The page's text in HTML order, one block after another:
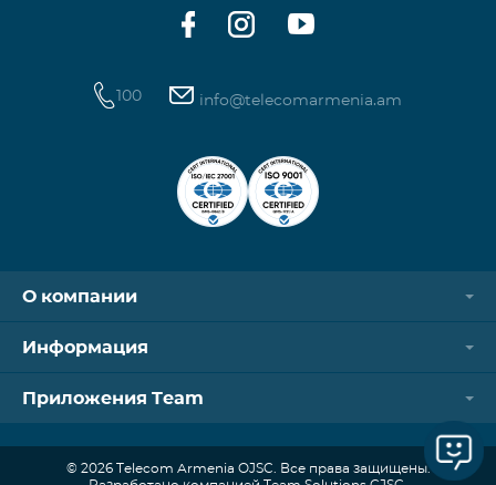
100 info@telecomarmenia.am
О компании
Информация
Приложения Team
© 2026 Telecom Armenia OJSC. Все права защищены.